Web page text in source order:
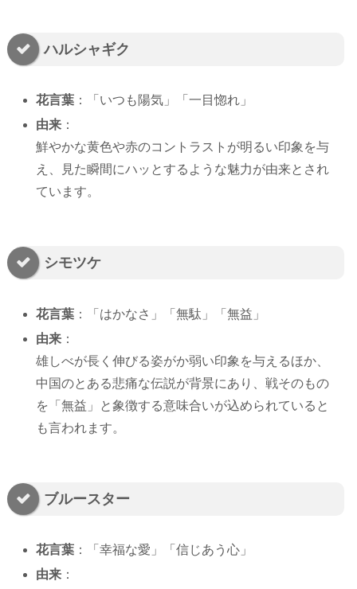
ハルシャギク
花言葉 ：「いつも陽気」「一目惚れ」
由来 ：
鮮やかな黄色や赤のコントラストが明るい印象を与
え、見た瞬間にハッとするような魅力が由来とされ
ています。
シモツケ
花言葉 ：「はかなさ」「無駄」「無益」
由来 ：
雄しべが長く伸びる姿がか弱い印象を与えるほか、
中国のとある悲痛な伝説が背景にあり、戦そのもの
を「無益」と象徴する意味合いが込められていると
も言われます。
ブルースター
花言葉 ：「幸福な愛」「信じあう心」
由来 ：